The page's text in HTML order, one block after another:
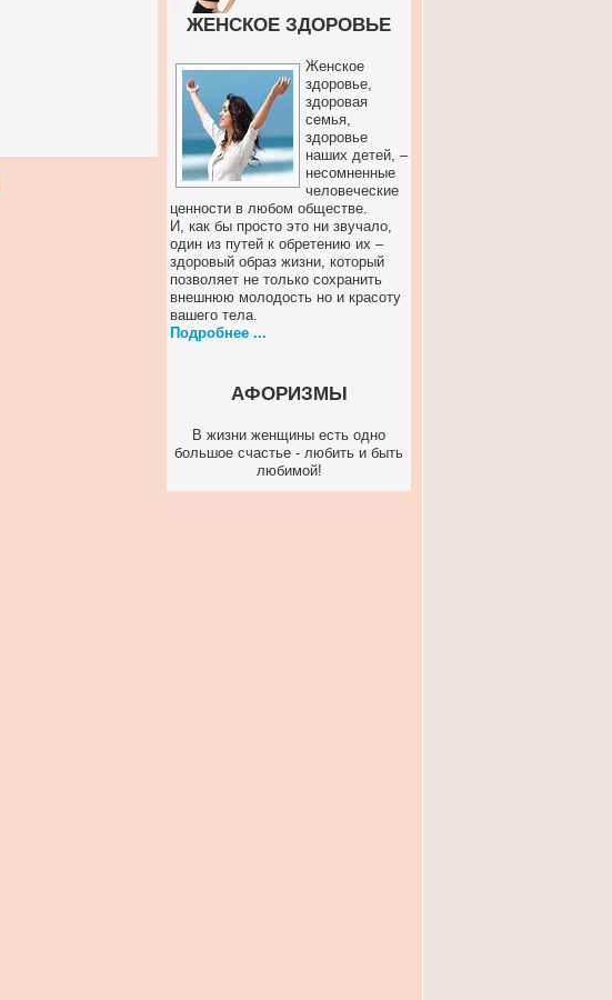
ЖЕНСКОЕ ЗДОРОВЬЕ
Женское
здоровье,
здоровая
семья,
здоровье
наших детей, –
несомненные
человеческие
ценности в любом обществе.
И, как бы просто это ни звучало,
один из путей к обретению их –
здоровый образ жизни, который
позволяет не только сохранить
внешнюю молодость но и красоту
вашего тела.
Подробнее ...
АФОРИЗМЫ
В жизни женщины есть одно
большое счастье - любить и быть
любимой!